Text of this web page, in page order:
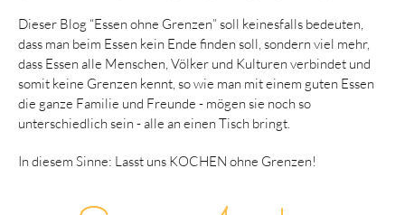
Dieser Blog “Essen ohne Grenzen” soll keinesfalls bedeuten,
dass man beim Essen kein Ende finden soll, sondern viel mehr,
dass Essen alle Menschen, Völker und Kulturen verbindet und
somit keine Grenzen kennt, so wie man mit einem guten Essen
die ganze Familie und Freunde - mögen sie noch so
unterschiedlich sein - alle an einen Tisch bringt.
In diesem Sinne: Lasst uns KOCHEN ohne Grenzen!